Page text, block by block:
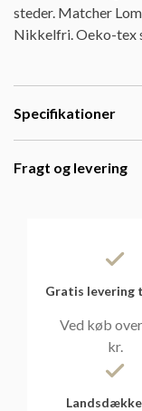
steder. Matcher
Nikkelfri. Oeko-tex
Specifikationer
Fragt og levering
Gratis levering
Ved køb
kr.